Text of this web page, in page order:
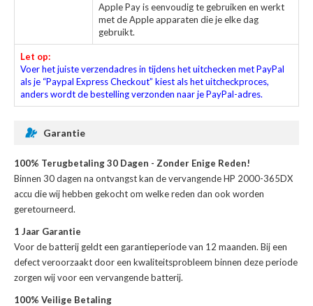
Apple Pay is eenvoudig te gebruiken en werkt
met de Apple apparaten die je elke dag
gebruikt.
Let op:
Voer het juiste verzendadres in tijdens het uitchecken met PayPal
als je “Paypal Express Checkout” kiest als het uitcheckproces,
anders wordt de bestelling verzonden naar je PayPal-adres.
Garantie
100% Terugbetaling 30 Dagen - Zonder Enige Reden!
Binnen 30 dagen na ontvangst kan devervangende HP 2000-365DX
accu die wij hebben gekocht om welke reden dan ook worden
geretourneerd.
1 Jaar Garantie
Voor debatterij geldt een garantieperiode van 12 maanden. Bij een
defect veroorzaakt door een kwaliteitsprobleem binnen deze periode
zorgen wij voor een vervangende batterij.
100% Veilige Betaling